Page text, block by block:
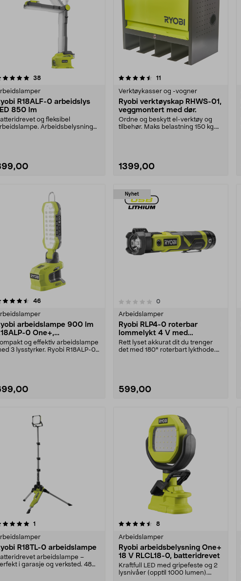
38anmeldelser
R18ALF-0 arbeidslys
850 lm
og fleksibel
Arbeidsbelysning
4.5 av 5 stjerner 11
Verktøykasser og -vogner
Ryobi verktøyskap RHWS-01,
veggmontert med dør.
Ordne og beskytt el-verktøy og
tilbehør. Maks belastning 150 kg.
1399,00
0.0 av 5 stjerner
46anmeldelser
arbeidslampe 900 lm
0 One+,
og effektiv arbeidslampe
3 lysstyrker. Ryobi R18ALP-0
Nyhet
0.0 av 5 stjerner 0
Arbeidslamper
Ryobi RLP4-0 roterbar
lommelykt 4 V med
laserpeker
Rett lyset akkurat dit du trenger
det med 180° roterbart lykthode.
599,00
4.5 av 5 stjerner
1
R18TL-0 arbeidslampe
arbeidslampe –
i garasje og verksted. 48
4.5 av 5 stjerner 8anmeldelser
Arbeidslamper
Ryobi arbeidsbelysning One+
18 V RLCL18-0, batteridrevet
Kraftfull LED med gripefeste og 2
lysnivåer (opptil 1000 lumen).
5.0 av 5 stjerner